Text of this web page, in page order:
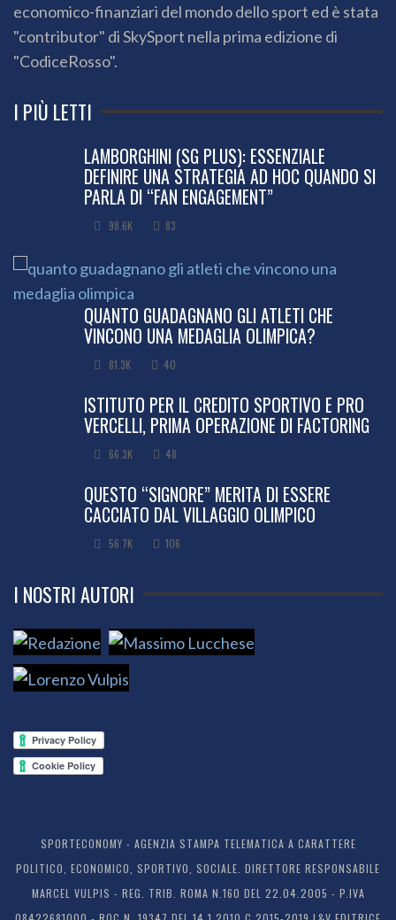
economico-finanziari del mondo dello sport ed è stata
"contributor" di SkySport nella prima edizione di
"CodiceRosso".
I PIÙ LETTI
LAMBORGHINI (SG PLUS): ESSENZIALE
DEFINIRE UNA STRATEGIA AD HOC QUANDO SI
PARLA DI “FAN ENGAGEMENT”
98.6K 83
QUANTO GUADAGNANO GLI ATLETI CHE
VINCONO UNA MEDAGLIA OLIMPICA?
81.3K 40
ISTITUTO PER IL CREDITO SPORTIVO E PRO
VERCELLI, PRIMA OPERAZIONE DI FACTORING
66.3K 48
QUESTO “SIGNORE” MERITA DI ESSERE
CACCIATO DAL VILLAGGIO OLIMPICO
56.7K 106
I NOSTRI AUTORI
SPORTECONOMY - AGENZIA STAMPA TELEMATICA A CARATTERE
POLITICO, ECONOMICO, SPORTIVO, SOCIALE. DIRETTORE RESPONSABILE
MARCEL VULPIS - REG. TRIB. ROMA N.160 DEL 22.04.2005 - P.IVA